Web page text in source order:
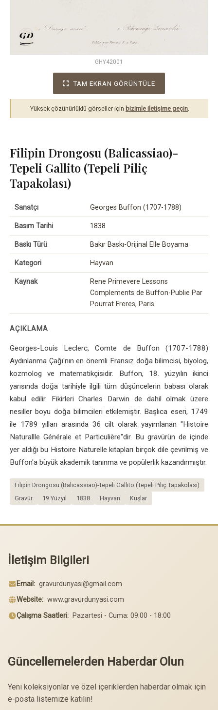
GHY42001
TAM EKRAN GÖRÜNTÜLE
Yüksek çözünürlüklü görseller için bizimle iletişime geçin
Filipin Drongosu (Balicassiao)-
Tepeli Gallito (Tepeli Piliç
Tapakolası)
Sanatçı Georges Buffon (1707-1788)
Basım Tarihi 1838
Baskı Türü Bakır Baskı-Orijinal Elle Boyama
Kategori Hayvan
Kaynak
Rene Primevere Lessons
Complements de Buffon-Publie Par
Pourrat Freres, Paris
AÇIKLAMA
Georges-Louis Leclerc, Comte de Buffon (1707-1788)
Aydınlanma Çağı'nın en önemli Fransız doğa bilimcisi, biyolog,
kozmolog ve matematikçisidir. Buffon, 18. yüzyılın ikinci
yarısında doğa tarihiyle ilgili tüm düşüncelerin babası olarak
kabul edilir. Fikirleri Charles Darwin de dahil olmak üzere
nesiller boyu doğa bilimcileri etkilemiştir. Başlıca eseri, 1749
ile 1789 yılları arasında 36 cilt olarak yayımlanan "Histoire
Naturallle Générale et Particulière"dir. Bu gravürün de içinde
yer aldığı bu Histoire Naturelle kitapları birçok dile çevrilmiş ve
Buffon'a büyük akademik tanınma ve popülerlik kazandırmıştır.
Filipin Drongosu (Balicassiao)-Tepeli Gallito (Tepeli Piliç Tapakolası)
Gravür
19.Yüzyıl 1838 Hayvan Kuşlar
İletişim Bilgileri
Email: gravurdunyasi@gmail.com
Website: www.gravurdunyasi.com
Çalışma Saatleri: Pazartesi - Cuma: 09:00 - 18:00
Güncellemelerden Haberdar Olun
Yeni koleksiyonlar ve özel içeriklerden haberdar olmak için
e-posta listemize katılın!